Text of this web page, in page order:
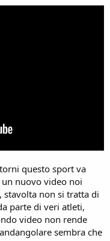
questo sport va
nuovo video noi
non si tratta di
parte di veri atleti,
video non rende
sembra che